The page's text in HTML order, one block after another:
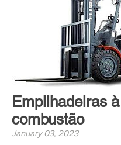
Empilhadeiras à
combustão
January 03, 2023